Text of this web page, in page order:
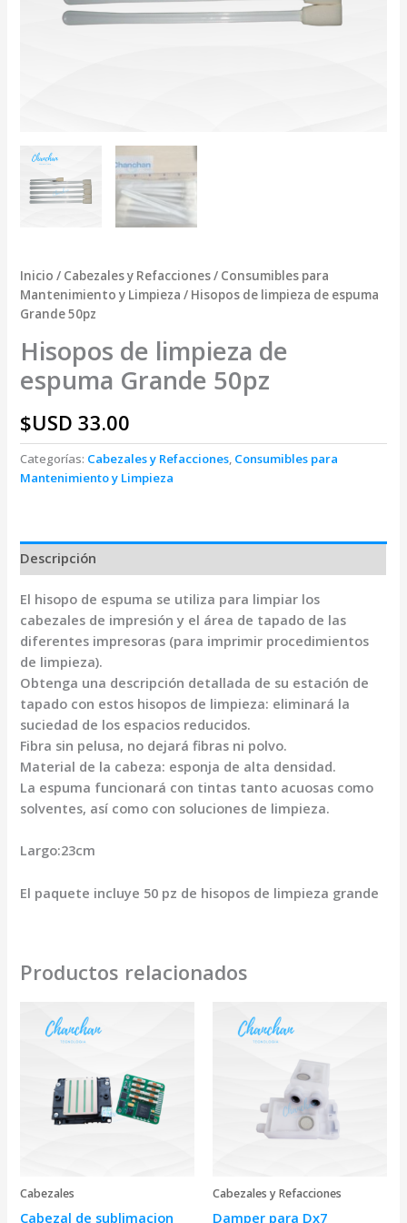
Inicio / Cabezales y Refacciones/ Consumibles para
Mantenimiento y Limpieza / Hisopos de limpieza de espuma
Grande 50pz
Hisopos de limpieza de
espuma Grande 50pz
$USD 33.00
Categorías: Cabezales y Refacciones, Consumibles para
Mantenimiento y Limpieza
Descripción
El hisopo de espuma se utiliza para limpiar los
cabezales de impresión y el área de tapado de las
diferentes impresoras (para imprimir procedimientos
de limpieza).
Obtenga una descripción detallada de su estación de
tapado con estos hisopos de limpieza: eliminará la
suciedad de los espacios reducidos.
Fibra sin pelusa, no dejará fibras ni polvo.
Material de la cabeza: esponja de alta densidad.
La espuma funcionará con tintas tanto acuosas como
solventes, así como con soluciones de limpieza.
Largo:23cm
El paquete incluye 50 pz de hisopos de limpieza grande
Productos relacionados
Cabezales
Cabezal de sublimacion
Cabezales y Refacciones
Damper para Dx7